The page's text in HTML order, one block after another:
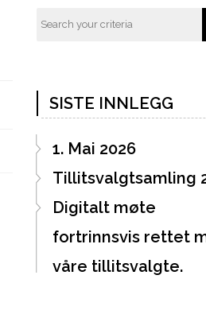
SISTE INNLEGG
1. Mai 2026
Tillitsvalgtsamling
Digitalt møte
fortrinnsvis rettet
våre tillitsvalgte.